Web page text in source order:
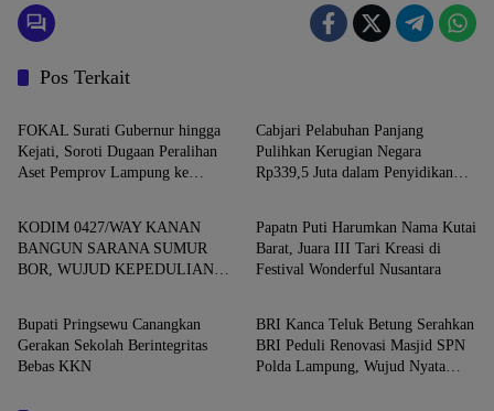
Pos Terkait
Kota Bandar Lampung
FOKAL Surati Gubernur hingga
Kejati, Soroti Dugaan Peralihan
Aset Pemprov Lampung ke
Cabjari Pelabuhan Panjang
Pulihkan Kerugian Negara
Rp339,5 Juta dalam Penyidikan
Daerah
KODIM 0427/WAY KANAN
BANGUN SARANA SUMUR
BOR, WUJUD KEPEDULIAN
Daerah
Papatn Puti Harumkan Nama Kutai
Barat, Juara III Tari Kreasi di
Festival Wonderful Nusantara
Daerah
Bupati Pringsewu Canangkan
Gerakan Sekolah Berintegritas
Bebas KKN
Kota Bandar Lampung
BRI Kanca Teluk Betung Serahkan
BRI Peduli Renovasi Masjid SPN
Polda Lampung, Wujud Nyata